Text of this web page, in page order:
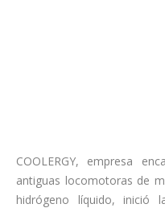
COOLERGY, empresa
antiguas locomotoras de
hidrógeno líquido, inició